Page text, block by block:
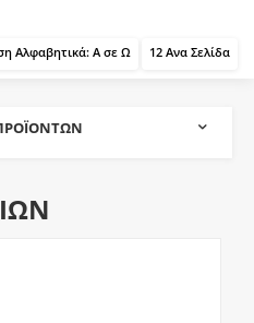
Αλφαβητικά: A σε Ω 12 Ανα Σελίδα